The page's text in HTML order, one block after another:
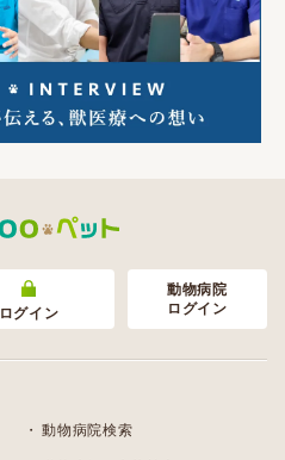
ログイン
動物病院
ログイン
動物病院検索